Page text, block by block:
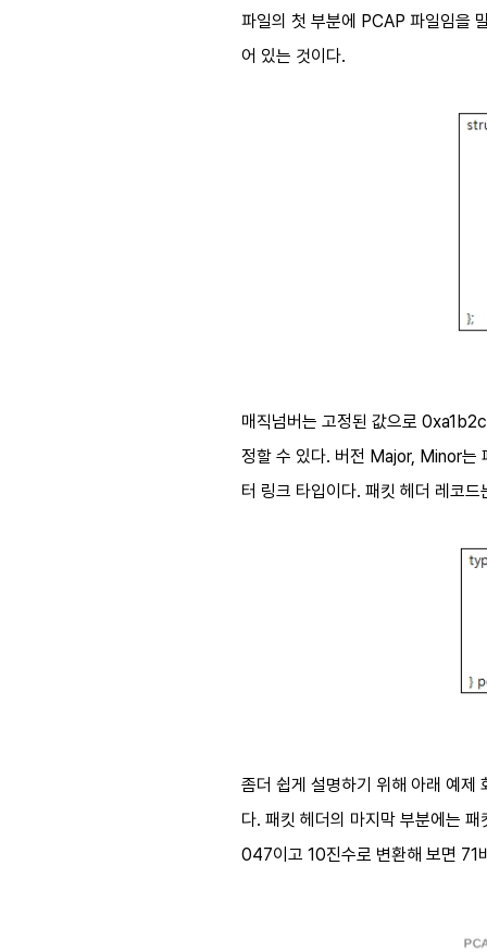
파일의 첫 부분에 PCAP 파일임을
어 있는 것이다.
매직넘버는 고정된 값으로
정할 수 있다. 버전 Major, Minor는
터 링크 타입이다. 패킷 헤더 레코드
좀더 쉽게 설명하기 위해 아래 예제
다. 패킷 헤더의 마지막 부분에는
047이고 10진수로 변환해 보면 71